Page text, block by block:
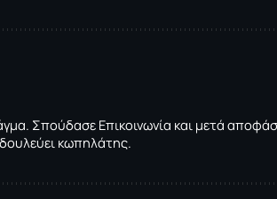
Σπούδασε Επικοινωνία και μετά
κωπηλάτης.